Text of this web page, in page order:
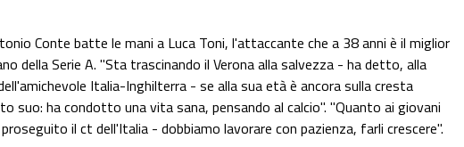
Conte batte le mani a Luca Toni, l'attaccante che a 38 anni è il miglior
della Serie A. "Sta trascinando il Verona alla salvezza - ha detto, alla
Italia-Inghilterra - se alla sua età è ancora sulla cresta
suo: ha condotto una vita sana, pensando al calcio". "Quanto ai giovani
il ct dell'Italia - dobbiamo lavorare con pazienza, farli crescere".